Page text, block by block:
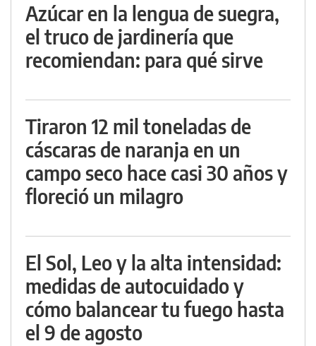
Azúcar en la lengua de suegra,
el truco de jardinería que
recomiendan: para qué sirve
Tiraron 12 mil toneladas de
cáscaras de naranja en un
campo seco hace casi 30 años y
floreció un milagro
El Sol, Leo y la alta intensidad:
medidas de autocuidado y
cómo balancear tu fuego hasta
el 9 de agosto